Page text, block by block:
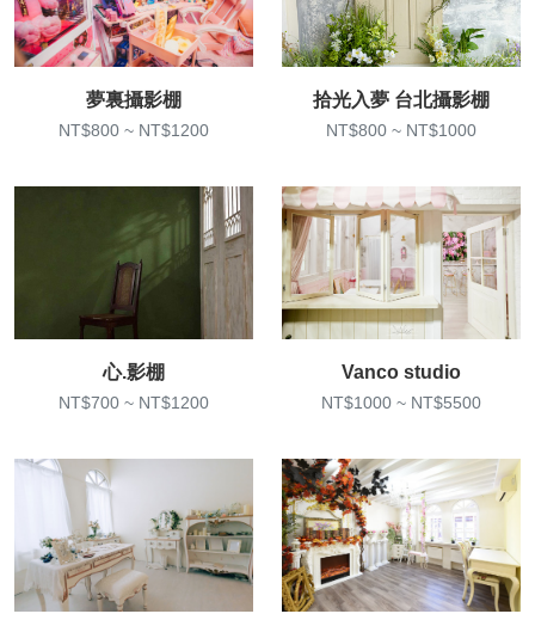
夢裏攝影棚
NT$800 ~ NT$1200
拾光入夢 台北攝影棚
NT$800 ~ NT$1000
心.影棚
NT$700 ~ NT$1200
Vanco studio
NT$1000 ~ NT$5500